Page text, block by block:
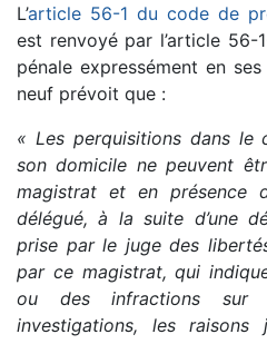
L’article 56-1 du code de
est renvoyé par l’article 56-
pénale expressément en
neuf prévoit que :
« Les perquisitions dans le
son domicile ne peuvent
magistrat et en présence
délégué, à la suite d’une
prise par le juge des
par ce magistrat, qui
ou des infractions sur
investigations, les raisons